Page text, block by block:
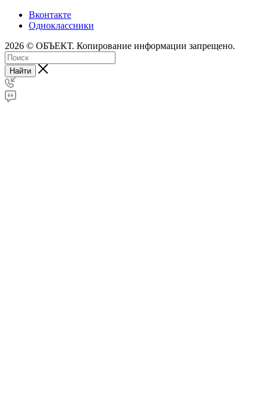
Вконтакте
Одноклассники
2026 © ОБЪЕКТ. Копирование информации запрещено.
Найти